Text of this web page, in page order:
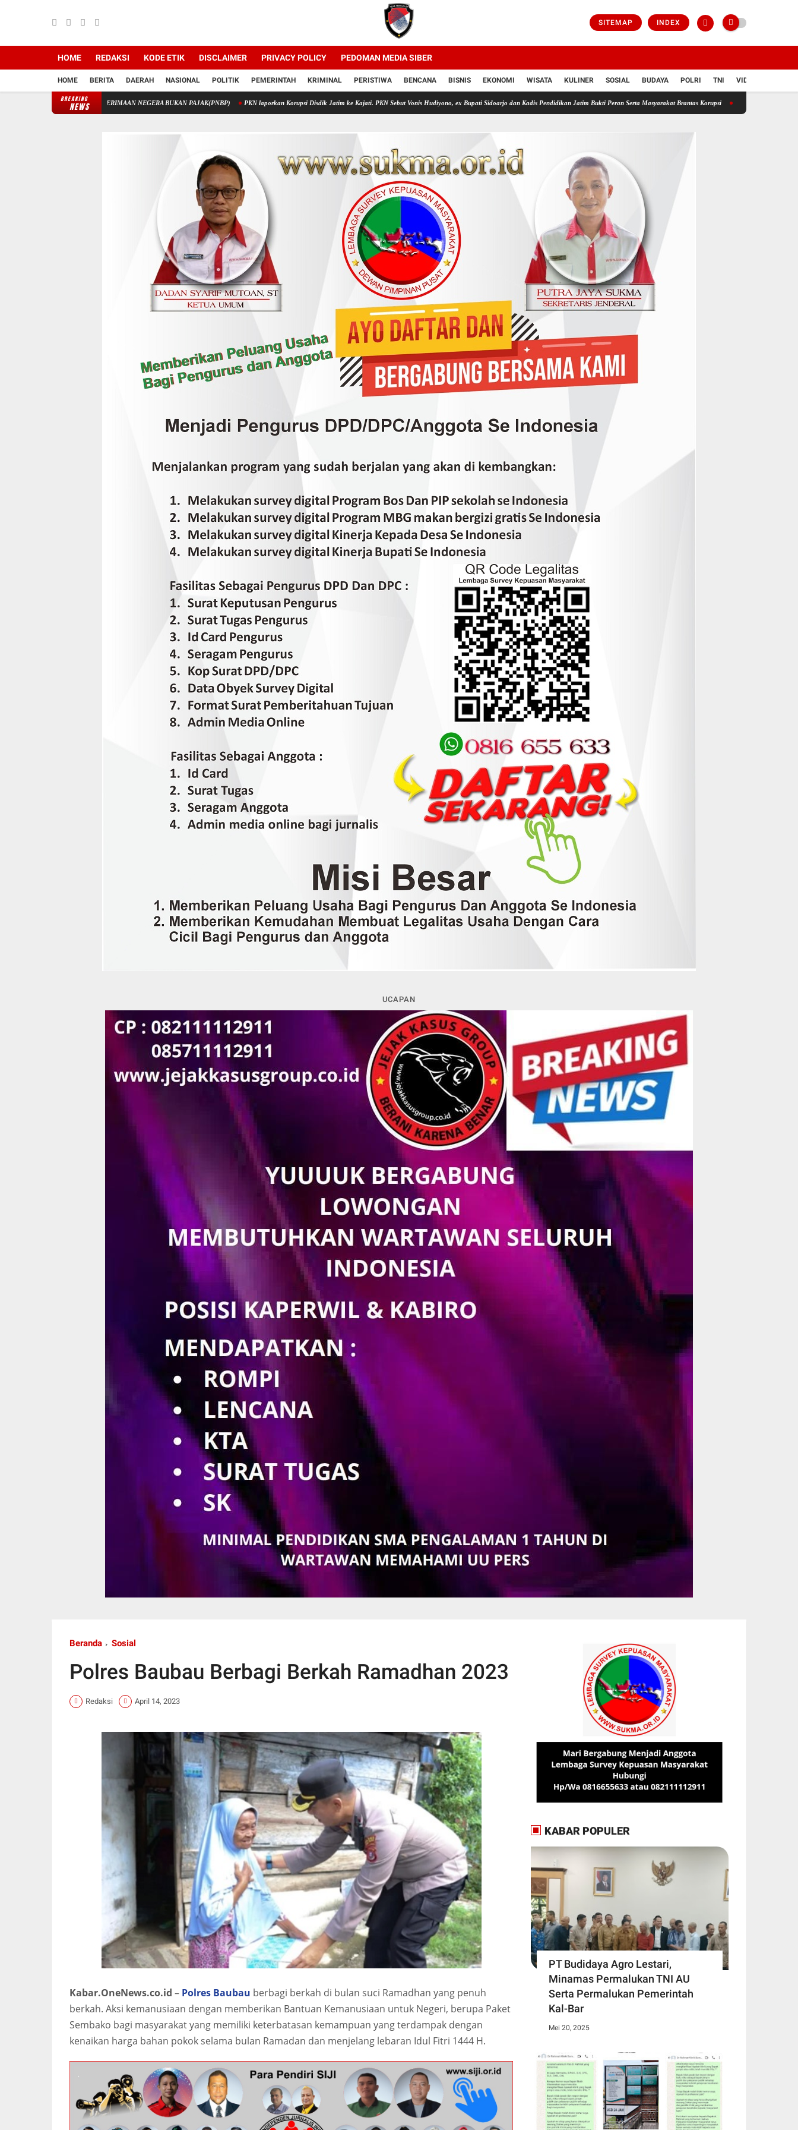
SITEMAP INDEX
HOME REDAKSI KODE ETIK DISCLAIMER PRIVACY POLICY PEDOMAN MEDIA SIBER
HOME BERITA DAERAH NASIONAL POLITIK PEMERINTAH KRIMINAL PERISTIWA BENCANA BISNIS EKONOMI WISATA KULINER SOSIAL BUDAYA POLRI TNI VIDIO
BREAKING
NEWS
MELALUI PENERIMAAN NEGERA BUKAN PAJAK(PNBP) PKN laporkan Korupsi Disdik Jatim ke Kajati. PKN Sebut Vonis Hudiyono, ex Bupati Sidoarjo dan Kadis Pendidikan Jatim Bukti Peran Serta Masyarakat Brantas Korupsi Bongkar Sindikat Buzzer Penyebar
UCAPAN
Beranda Sosial
Polres Baubau Berbagi Berkah Ramadhan 2023
Redaksi April 14, 2023
Kabar.OneNews.co.id – Polres Baubau berbagi berkah di bulan suci Ramadhan yang penuh
berkah. Aksi kemanusiaan dengan memberikan Bantuan Kemanusiaan untuk Negeri, berupa Paket
Sembako bagi masyarakat yang memiliki keterbatasan kemampuan yang terdampak dengan
kenaikan harga bahan pokok selama bulan Ramadan dan menjelang lebaran Idul Fitri 1444 H.
KABAR POPULER
PT Budidaya Agro Lestari,
Minamas Permalukan TNI AU
Serta Permalukan Pemerintah
Kal-Bar
Mei 20, 2025